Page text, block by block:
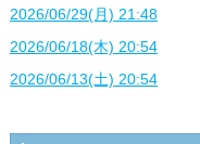
2026/06/29(月) 21:48
2026/06/18(木) 20:54
2026/06/13(土) 20:54